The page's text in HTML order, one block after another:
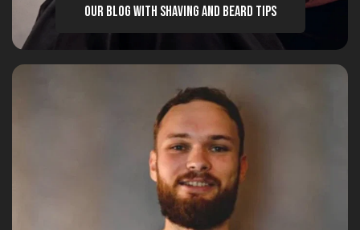
OUR BLOG WITH SHAVING AND BEARD TIPS